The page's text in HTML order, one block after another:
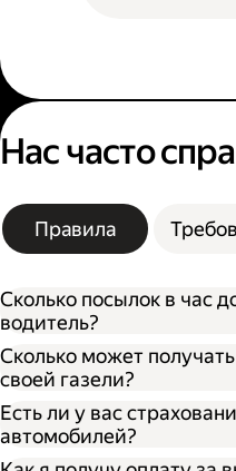
Нас часто
Правила
Сколько посылок в час
водитель?
Сколько может
своей газели?
Есть ли у вас
автомобилей?